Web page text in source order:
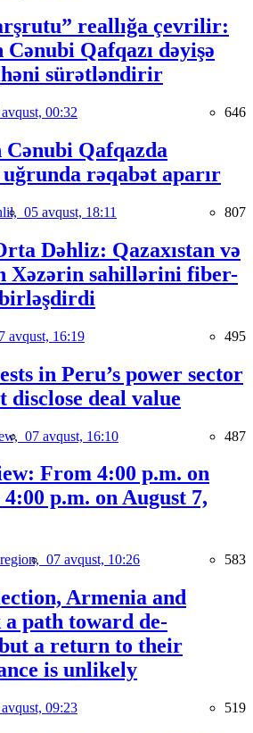
reallığa çevrilir:
Qafqazı dəyişə
sürətləndirir
00:32 646
Cənubi Qafqazda
rəqabət aparır
05 avqust, 18:11 807
Dəhliz: Qazaxıstan və
Xəzərin sahillərini fiber-
avqust, 16:19 495
in Peru’s power sector
disclose deal value
07 avqust, 16:10 487
From 4:00 p.m. on
p.m. on August 7,
07 avqust, 10:26 583
Armenia and
a path toward de-
a return to their
is unlikely
09:23 519